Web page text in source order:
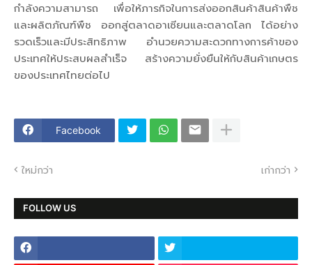
กำลังความสามารถ เพื่อให้ภารกิจในการส่งออกสินค้าสินค้าพืช
และผลิตภัณฑ์พืช ออกสู่ตลาดอาเซียนและตลาดโลก ได้อย่าง
รวดเร็วและมีประสิทธิภาพ อำนวยความสะดวกทางการค้าของ
ประเทศให้ประสบผลสำเร็จ สร้างความยั่งยืนให้กับสินค้าเกษตร
ของประเทศไทยต่อไป
Facebook
ใหม่กว่า เก่ากว่า
FOLLOW US